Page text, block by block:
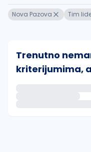
Nova Pazova Tim
Trenutno
kriterijumima,